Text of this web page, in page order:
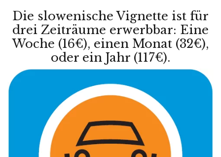
Die slowenische Vignette ist für
drei Zeiträume erwerbbar: Eine
Woche (16€), einen Monat (32€),
oder ein Jahr (117€).